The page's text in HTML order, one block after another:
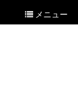
メニュー